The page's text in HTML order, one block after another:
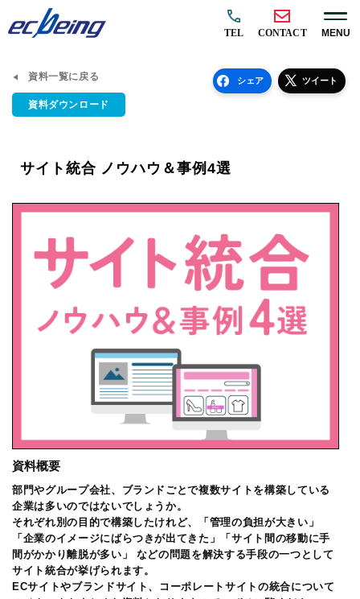
TEL CONTACT MENU
シェア ツイート
資料一覧に戻る
資料ダウンロード
サイト統合 ノウハウ＆事例4選
資料概要
部門やグループ会社、ブランドごとで複数サイトを構築している
企業は多いのではないでしょうか。
それぞれ別の目的で構築したけれど、「管理の負担が大きい」
「企業のイメージにばらつきが出てきた」「サイト間の移動に手
間がかかり離脱が多い」 などの問題を解決する手段の一つとして
サイト統合が挙げられます。
ECサイトやブランドサイト、コーポレートサイトの統合について